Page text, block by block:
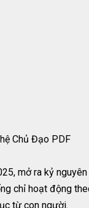
Chủ Đạo PDF
mở ra kỷ
chỉ hoạt động
từ con người.